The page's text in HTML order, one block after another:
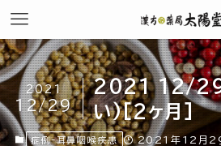
2021 12/
い)[2ヶ月]
2021
12/29
症例-耳鼻咽喉疾患 2021年12月